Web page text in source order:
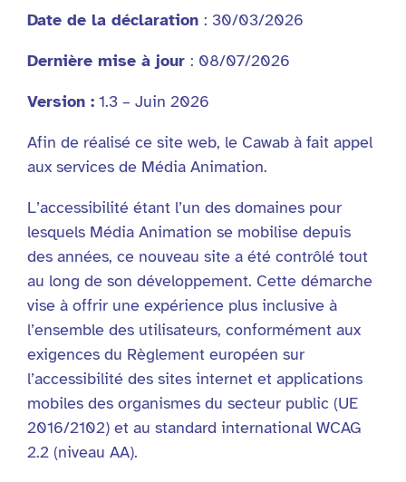
Date de la déclaration : 30/03/2026
Dernière mise à jour : 08/07/2026
Version : 1.3 – Juin 2026
Afin de réalisé ce site web, le Cawab à fait appel
aux services de Média Animation.
L’accessibilité étant l’un des domaines pour
lesquels Média Animation se mobilise depuis
des années, ce nouveau site a été contrôlé tout
au long de son développement. Cette démarche
vise à offrir une expérience plus inclusive à
l’ensemble des utilisateurs, conformément aux
exigences du Règlement européen sur
l’accessibilité des sites internet et applications
mobiles des organismes du secteur public (UE
2016/2102) et au standard international WCAG
2.2 (niveau AA).